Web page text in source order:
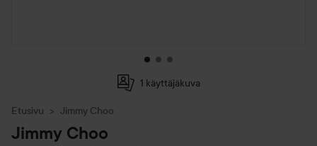
1 käyttäjäkuva
Etusivu Jimmy Choo
Jimmy Choo